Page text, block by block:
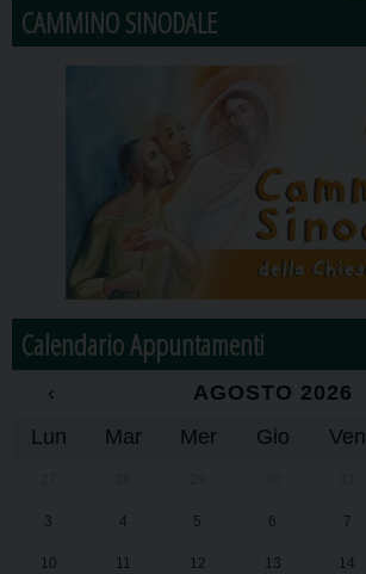
CAMMINO SINODALE
Calendario Appuntamenti
‹ AGOSTO 2026
Lun
Mar Mer Gio Ven
3 4 5 6 7
10 11 12 13 14